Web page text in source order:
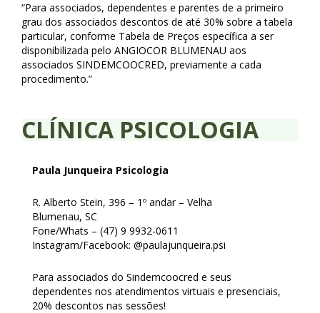
“Para associados, dependentes e parentes de a primeiro
grau dos associados descontos de até 30% sobre a tabela
particular, conforme Tabela de Preços específica a ser
disponibilizada pelo ANGIOCOR BLUMENAU aos
associados SINDEMCOOCRED, previamente a cada
procedimento.”
CLÍNICA PSICOLOGIA
Paula Junqueira Psicologia
R. Alberto Stein, 396 – 1º andar – Velha
Blumenau, SC
Fone/Whats – (47) 9 9932-0611
Instagram/Facebook: @paulajunqueira.psi
Para associados do Sindemcoocred e seus
dependentes nos atendimentos virtuais e presenciais,
20% descontos nas sessões!